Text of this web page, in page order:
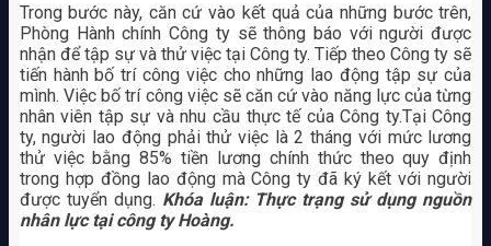
Trong bước này, căn cứ vào kết quả của những bước trên,
Phòng Hành chính Công ty sẽ thông báo với người được
nhận để tập sự và thử việc tại Công ty. Tiếp theo Công ty sẽ
tiến hành bố trí công việc cho những lao động tập sự của
mình. Việc bố trí công việc sẽ căn cứ vào năng lực của từng
nhân viên tập sự và nhu cầu thực tế của Công ty.Tại Công
ty, người lao động phải thử việc là 2 tháng với mức lương
thử việc bằng 85% tiền lương chính thức theo quy định
trong hợp đồng lao động mà Công ty đã ký kết với người
được tuyển dụng. Khóa luận: Thực trạng sử dụng nguồn
nhân lực tại công ty Hoàng.